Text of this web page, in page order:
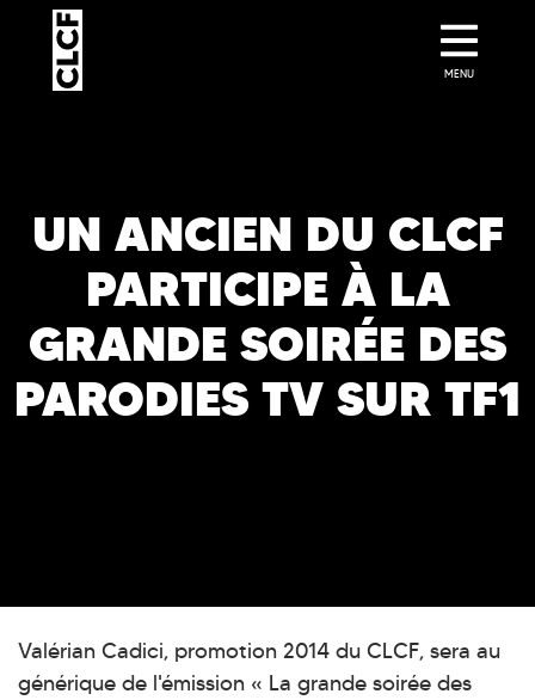
UN ANCIEN DU CLCF
PARTICIPE À LA
GRANDE SOIRÉE DES
PARODIES TV SUR TF1
Valérian Cadici, promotion 2014 du CLCF, sera au
générique de l'émission « La grande soirée des
MENU